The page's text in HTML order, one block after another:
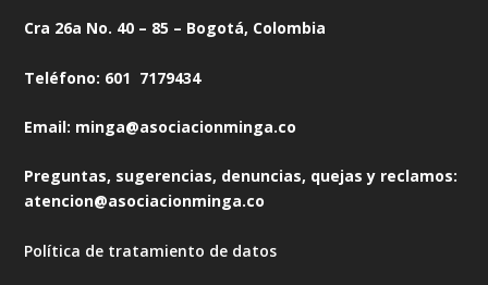
Cra 26a No. 40 – 85 – Bogotá, Colombia
Teléfono: 601 7179434
Email: minga@asociacionminga.co
Preguntas, sugerencias, denuncias, quejas y reclamos:
atencion@asociacionminga.co
Política de tratamiento de datos